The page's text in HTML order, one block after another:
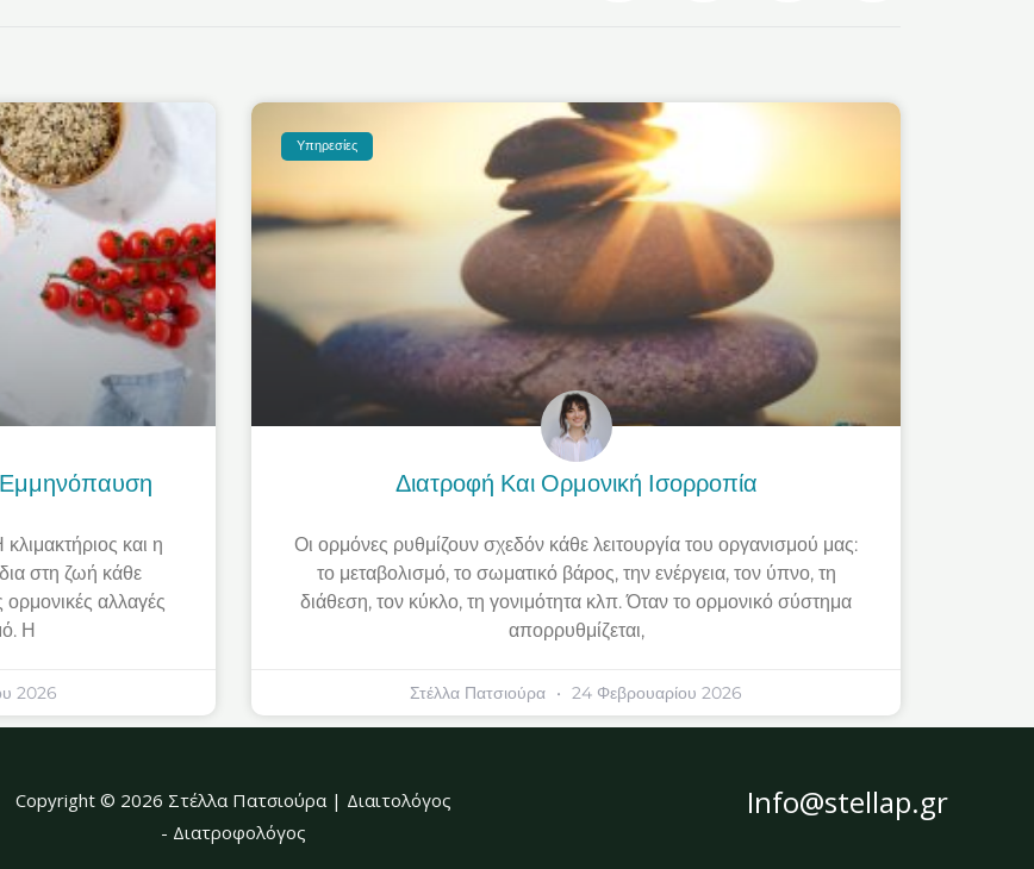
Εμμηνόπαυση
και η
στη ζωή κάθε
αλλαγές
Η
2026
Υπηρεσίες
Διατροφή Και Ορμονική Ισορροπία
Οι ορμόνες ρυθμίζουν σχεδόν κάθε λειτουργία του οργανισμού μας:
το μεταβολισμό, το σωματικό βάρος, την ενέργεια, τον ύπνο, τη
διάθεση, τον κύκλο, τη γονιμότητα κλπ. Όταν το ορμονικό σύστημα
απορρυθμίζεται,
Στέλλα Πατσιούρα 24 Φεβρουαρίου 2026
Copyright © 2026 Στέλλα Πατσιούρα | Διαιτολόγος
- Διατροφολόγος
Info@stellap.gr